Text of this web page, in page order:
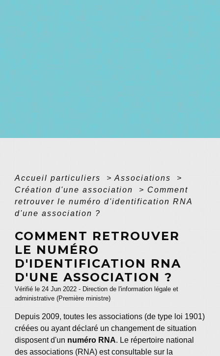
Accueil particuliers > Associations
>
Création d'une association
> Comment
retrouver le numéro d'identification RNA
d'une association ?
COMMENT RETROUVER
LE NUMÉRO
D'IDENTIFICATION RNA
D'UNE ASSOCIATION ?
Vérifié le 24 Jun 2022 - Direction de l'information légale et
administrative (Première ministre)
Depuis 2009, toutes les associations (de type loi 1901)
créées ou ayant déclaré un changement de situation
disposent d'un numéro RNA. Le répertoire national
des associations (RNA) est consultable sur la